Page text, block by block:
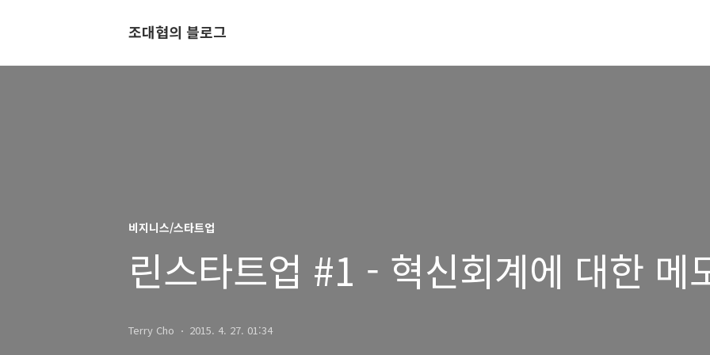
조대협의 블로그
비지니스/스타트업
린스타트업 #1 - 혁신회계에 대한 메
Terry Cho 2015. 4. 27. 01:34